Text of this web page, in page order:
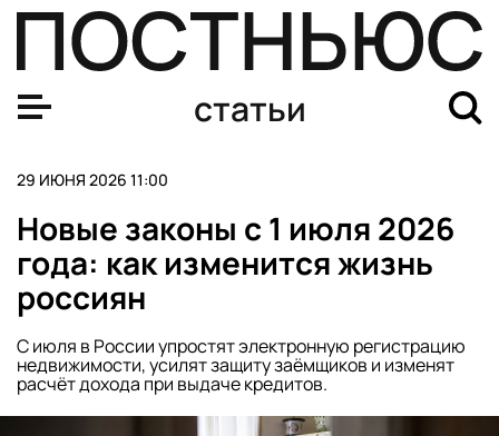
статьи
29 ИЮНЯ 2026 11:00
Новые законы с 1 июля 2026
года: как изменится жизнь
россиян
С июля в России упростят электронную регистрацию
недвижимости, усилят защиту заёмщиков и изменят
расчёт дохода при выдаче кредитов.